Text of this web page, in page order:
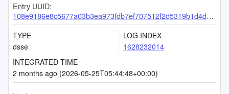
Entry UUID:
108e9186e8c5677a03b3ea973fdb7ef707512f2d5319b1d4dbddcb02c7a52caf633dbfff1c10489d
TYPE
dsse
LOG INDEX
1628232014
INTEGRATED TIME
2 months ago (2026-05-25T05:44:48+00:00)